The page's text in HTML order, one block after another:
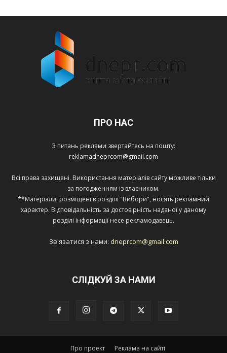
ПРО НАС
З питань реклами звертайтесь на пошту:
reklamadneprcom@gmail.com
Всі права захищені. Використання матеріалів сайту можливе тільки
за погодженням із власником.
**Матеріали, розміщені в розділі "Вибори", носять рекламний
характер. Відповідальність за достовірність наданої у даному
розділі інформації несе рекламодавець.
Зв'язатися з нами: dneprcom@gmail.com
СЛІДКУЙ ЗА НАМИ
Про проект Реклама на сайті